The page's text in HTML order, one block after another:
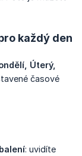
každý den
Úterý,
časové
: uvidíte